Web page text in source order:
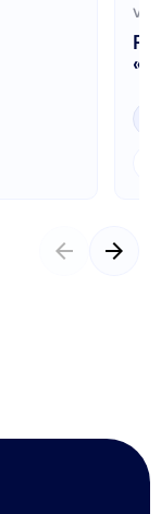
«
arrow_back arrow_forward